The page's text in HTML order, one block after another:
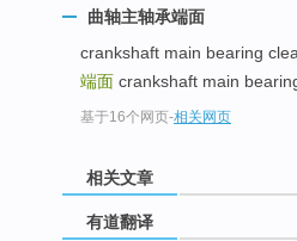
曲轴主轴承端面
crankshaft main bearing
端面 crankshaft main
基于16个网页-相关网页
相关文章
有道翻译